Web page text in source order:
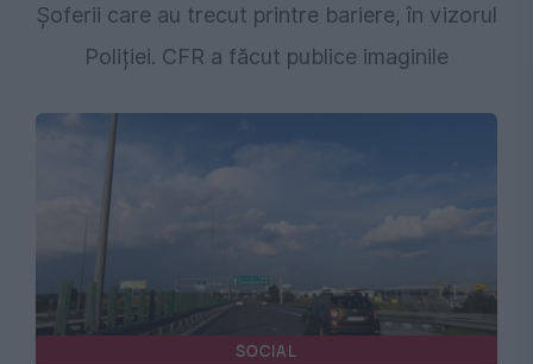
Șoferii care au trecut printre bariere, în vizorul
Poliției. CFR a făcut publice imaginile
SOCIAL